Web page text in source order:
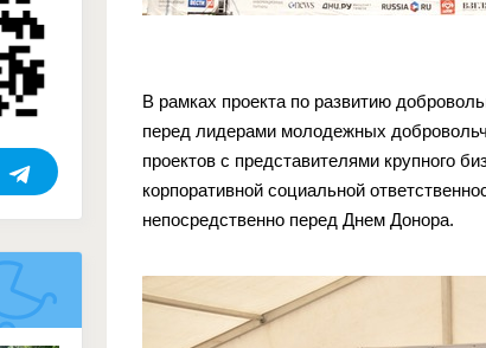
В рамках проекта по развитию
перед лидерами молодежных
проектов с представителями крупного
корпоративной социальной
непосредственно перед Днем Донора.